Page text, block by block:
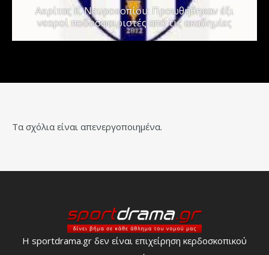
Ακρίτας Κ. Νευροκοπίου: Προωθήθηκαν έξι
νεαροί ποδοσφαιριστές από τις ακαδημίες
Τα σχόλια είναι απενεργοποιημένα.
Η sportdrama.gr δεν είναι επιχείρηση κερδοσκοπικού